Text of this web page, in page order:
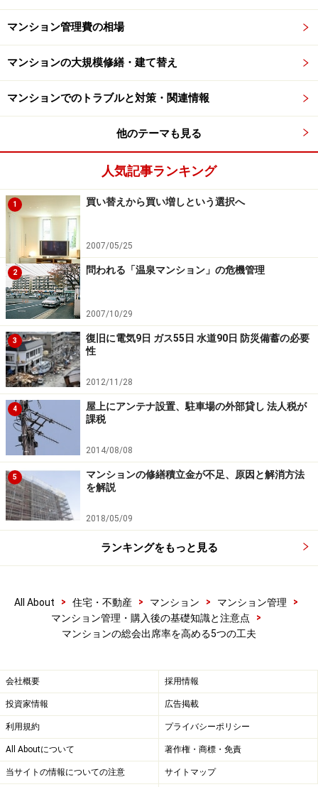
つまり、管理に関して広範な権限が与えられている管理
組合において、議案を最終決定できる唯一の場所が総会
なのです。
総会を欠席するということは、管理組合に背を向けるの
と同じです。組合員であることを放棄しているも同然で
す。総会に出席し、自分の議決権を有効に行使すること
が区分所有者の使命なのです。まずは、各組合員がマン
ション管理における総会の位置付けを理解し、その重要
性を知ることが総会出席率を高める第一歩となります。
続いて、次ページでは代理人による出席方法をご紹介し
ます。
※記事内容は執筆時点のものです。最新の内容をご確認くださ
い。
マンション管理費の相場
マンションの大規模修繕・建て替え
マンションでのトラブルと対策・関連情報
他のテーマも見る
人気記事ランキング
1 買い替えから買い増しという選択へ
2007/05/25
2 問われる「温泉マンション」の危機管理
2007/10/29
3
復旧に電気9日 ガス55日 水道90日 防災備蓄の必要
性
2012/11/28
4
屋上にアンテナ設置、駐車場の外部貸し 法人税が
課税
2014/08/08
5
マンションの修繕積立金が不足、原因と解消方法
を解説
2018/05/09
ランキングをもっと見る
All About > 住宅・不動産 > マンション > マンション管理
>
マンション管理・購入後の基礎知識と注意点
>
マンションの総会出席率を高める5つの工夫
会社概要 採用情報
投資家情報 広告掲載
利用規約 プライバシーポリシー
All Aboutについて 著作権・商標・免責
当サイトの情報についての注意 サイトマップ